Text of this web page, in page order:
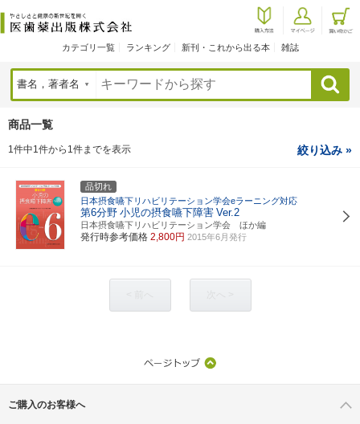
カテゴリ一覧 ランキング 新刊・これから出る本 雑誌
検索
商品一覧
1件中1件から1件までを表示 絞り込み »
品切れ
日本摂食嚥下リハビリテーション学会eラーニング対応
第6分野 小児の摂食嚥下障害 Ver.2
日本摂食嚥下リハビリテーション学会 ほか編
発行時参考価格 2,800円 2015年6月発行
ご購入のお客様へ